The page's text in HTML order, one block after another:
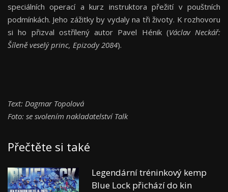
speciálních operací a kurz instruktora přežití v pouštních
podmínkách. Jeho zážitky by vydaly na tři životy. K rozhovoru
si ho přizval ostřílený autor Pavel Hénik (Václav Neckář:
Šíleně veselý princ, Epizody 2084).
Text: Dagmar Topolová
Foto: se svolením nakladatelství Talk
Přečtěte si také
Legendární tréninkový kemp
Blue Lock přichází do kin